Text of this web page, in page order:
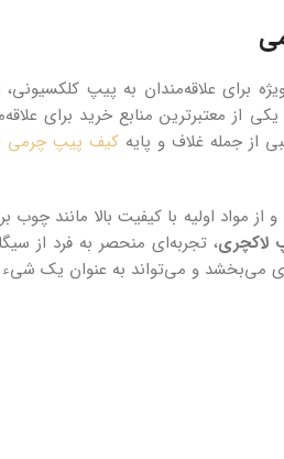
برای علاقه‌مندان به پیپ کلکسیونی،
از معتبرترین منابع خرید برای
از جمله غلاف و پایه کیف پیپ چرمی
مواد اولیه با کیفیت بالا مانند چوب
لاکچری، تجربه‌ای منحصر به فرد از
می‌بخشد و می‌تواند به عنوان یک شیء